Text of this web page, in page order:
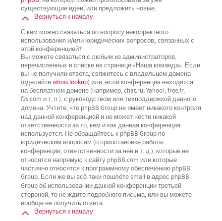
существующие идеи, или предложить новые.
Вернуться к началу
С кем можно связаться по вопросу некорректного
использования и/или юридических вопросов, связанных с
этой конференцией?
Вы можете связаться с любым из администраторов,
перечисленных в списке на странице «Наша команда». Если
вы не получили ответа, свяжитесь с владельцем домена
(сделайтеwhois lookup) или, если конференция находится
на бесплатном домене (например, chat.ru, Yahoo!, free.fr,
f2s.com и т. п.), с руководством или техподдержкой данного
домена. Учтите, что phpBB Group не имеет никакого контроля
над данной конференциейи не может нести никакой
ответственности за то, кем и как данная конференция
используется. Не обращайтесь к phpBB Group по
юридическим вопросам (о приостановке работы
конференции, ответственности за неё и т. д.), которые не
относятся напрямуюк сайту phpBB.com или которые
частично относятся к программному обеспечению phpBB
Group. Если же вы всё-таки пошлёте email в адрес phpBB
Group об использовании данной конференциитретьей
стороной, то не ждите подробного письма, или вы можете
вообще не получить ответа.
Вернуться к началу